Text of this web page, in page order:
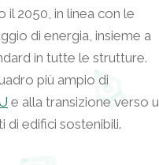
2050, in linea con le
di energia, insieme a
in tutte le strutture.
più ampio di
e alla transizione verso
di edifici sostenibili.